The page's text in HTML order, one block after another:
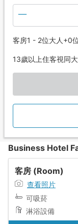
客房1 - 2位大人+0
13歲以上住客視同
Business Hotel
客房 (Room)
查看照片
可吸菸
淋浴設備